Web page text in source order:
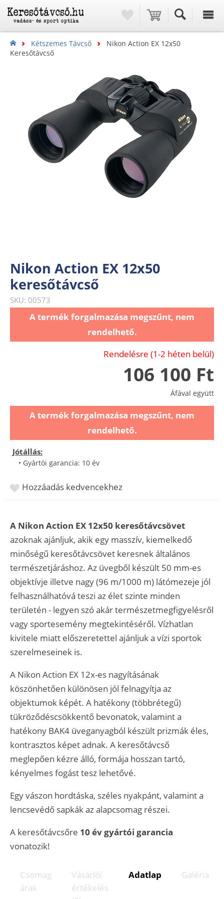
Kétszemes Távcső
Nikon Action EX 12x50
Keresőtávcső
Nikon Action EX 12x50
keresőtávcső
SKU: 00573
A termék forgalmazása megszűnt, nem
rendelhető.
Rendelésre (1-2 héten belül)
106 100 Ft
Áfával együtt
A termék forgalmazása megszűnt, nem
rendelhető.
Jótállás:
• Gyártói garancia: 10 év
Hozzáadás kedvencekhez
A Nikon Action EX 12x50 keresőtávcsövet
azoknak ajánljuk, akik egy masszív, kiemelkedő
minőségű keresőtávcsövet keresnek általános
természetjáráshoz. Az üvegből készült 50 mm-es
objektívje illetve nagy (96 m/1000 m) látómezeje jól
felhasználhatóvá teszi az élet szinte minden
területén - legyen szó akár természetmegfigyelésről
vagy sportesemény megtekintéséről. Vízhatlan
kivitele miatt előszeretettel ajánljuk a vízi sportok
szerelmeseinek is.
A Nikon Action EX 12x-es nagyításának
köszönhetően különösen jól felnagyítja az
objektumok képét. A hatékony (többrétegű)
tükröződéscsökkentő bevonatok, valamint a
hatékony BAK4 üveganyagból készült prizmák éles,
kontrasztos képet adnak. A keresőtávcső
meglepően kézre álló, formája hosszan tartó,
kényelmes fogást tesz lehetővé.
Egy vászon hordtáska, széles nyakpánt, valamint a
lencsevédő sapkák az alapcsomag részei.
A keresőtávcsőre 10 év gyártói garancia
vonatozik!
Csomag
árak
Vásárlói
értékelés
Adatlap Galéria